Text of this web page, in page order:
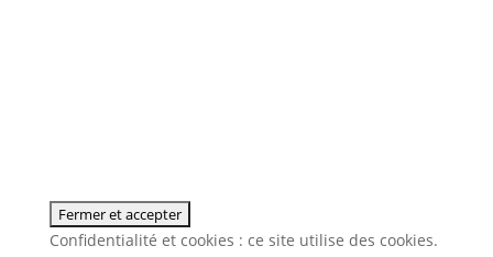
Confidentialité et cookies : ce site utilise des cookies.